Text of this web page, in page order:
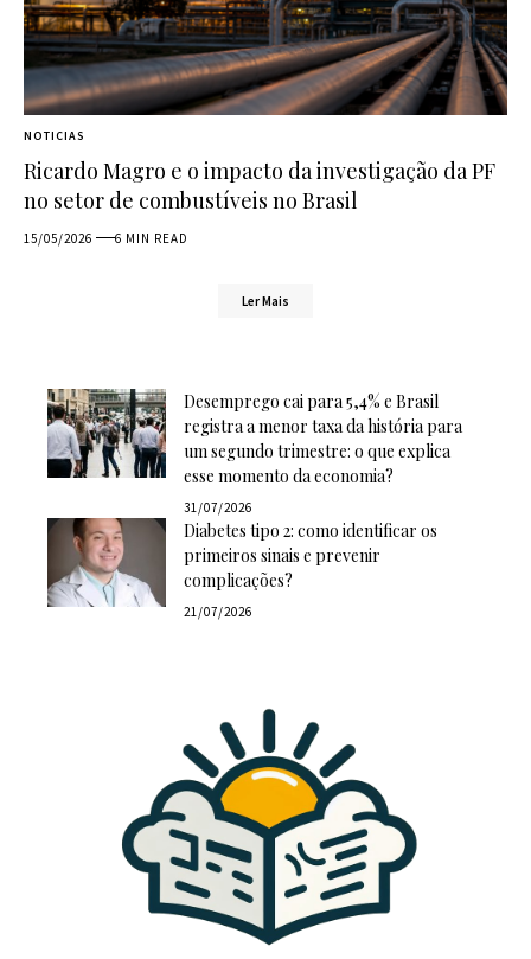
NOTICIAS
Ricardo Magro e o impacto da investigação da PF
no setor de combustíveis no Brasil
15/05/2026 6 MIN READ
Ler Mais
Desemprego cai para 5,4% e Brasil
registra a menor taxa da história para
um segundo trimestre: o que explica
esse momento da economia?
31/07/2026
Diabetes tipo 2: como identificar os
primeiros sinais e prevenir
complicações?
21/07/2026